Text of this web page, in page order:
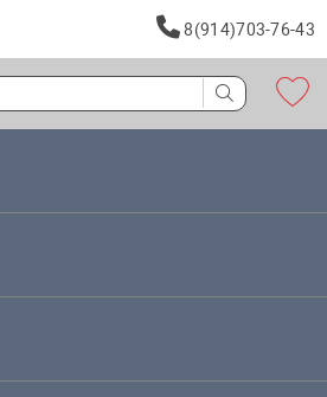
8(914)703-76-43